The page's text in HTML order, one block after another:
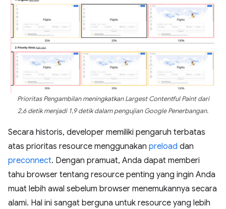
Prioritas Pengambilan meningkatkan Largest Contentful Paint dari
2,6 detik menjadi 1,9 detik dalam pengujian Google Penerbangan.
Secara historis, developer memiliki pengaruh terbatas
atas prioritas resource menggunakan preload dan
preconnect. Dengan pramuat, Anda dapat memberi
tahu browser tentang resource penting yang ingin Anda
muat lebih awal sebelum browser menemukannya secara
alami. Hal ini sangat berguna untuk resource yang lebih